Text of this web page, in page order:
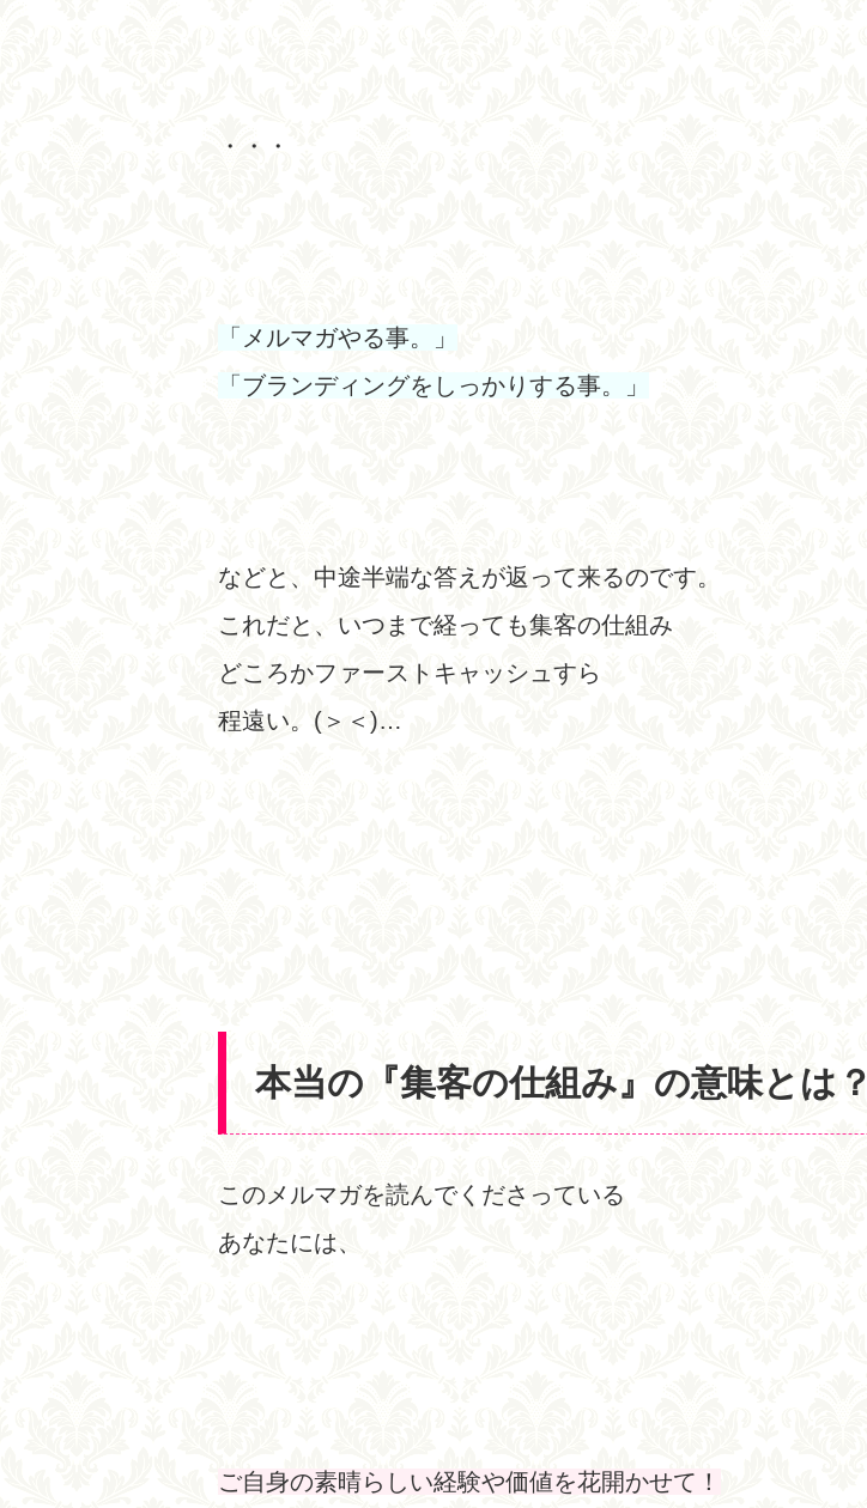
・・・
「メルマガやる事。」
「ブランディングをしっかりする事。」
などと、中途半端な答えが返って来るのです。
これだと、いつまで経っても集客の仕組み
どころかファーストキャッシュすら
程遠い。(＞＜)…
本当の『集客の仕組み』の意味とは？
このメルマガを読んでくださっている
あなたには、
ご自身の素晴らしい経験や価値を花開かせて！